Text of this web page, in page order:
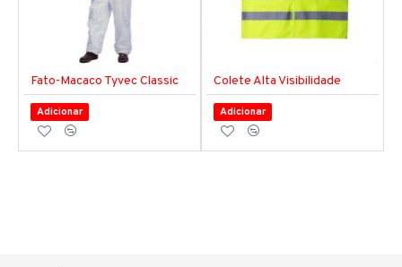
Fato-Macaco Tyvec Classic
Adicionar
Colete Alta Visibilidade
Adicionar